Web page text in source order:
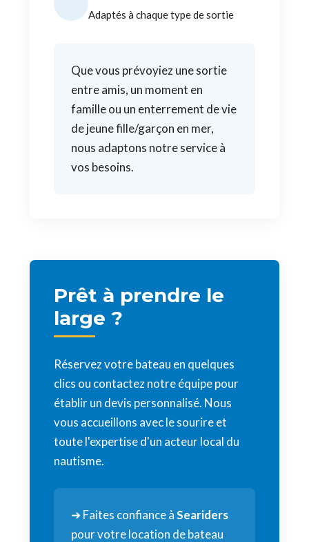
Adaptés à chaque type de sortie
Que vous prévoyiez une sortie
entre amis, un moment en
famille ou un enterrement de vie
de jeune fille/garçon en mer,
nous adaptons notre service à
vos besoins.
Prêt à prendre le
large ?
Réservez votre bateau en quelques
clics ou contactez notre équipe pour
établir un devis personnalisé. Nous
vous accueillons avec le sourire et
toute l'expertise d'un acteur local du
nautisme.
➔ Faites confiance àSeariders
pour votre location de bateau